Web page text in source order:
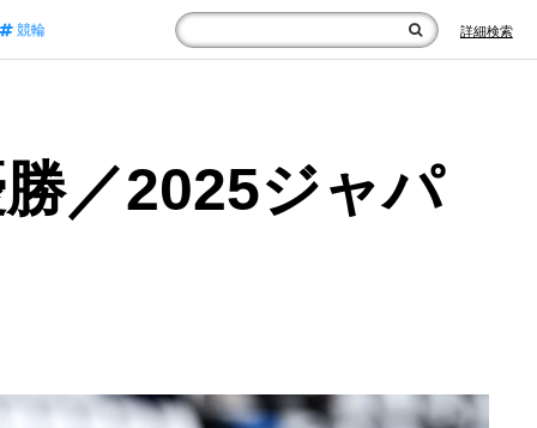
競輪 詳細検索
／2025ジャパ